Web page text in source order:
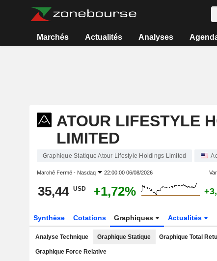
Marchés Actualités Analyses
ATOUR LIFESTYLE
LIMITED
Graphique Statique Atour Lifestyle Holdings Limited
Marché Fermé - Nasdaq 22:00:00 06/08/2026
35,44 USD +1,72%
Synthèse Cotations Graphiques Actualités
Analyse Technique Graphique Statique Graphique Total
Graphique Force Relative